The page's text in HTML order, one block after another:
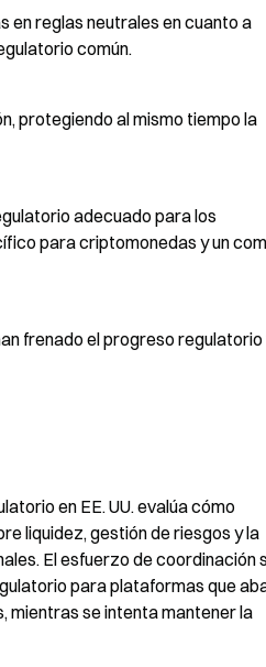
reglas neutrales en cuanto a
común.
protegiendo al mismo tiempo la
adecuado para los
para criptomonedas y un
frenado el progreso regulatorio
en EE. UU. evalúa cómo
liquidez, gestión de riesgos y la
El esfuerzo de coordinación
para plataformas que
mientras se intenta mantener la